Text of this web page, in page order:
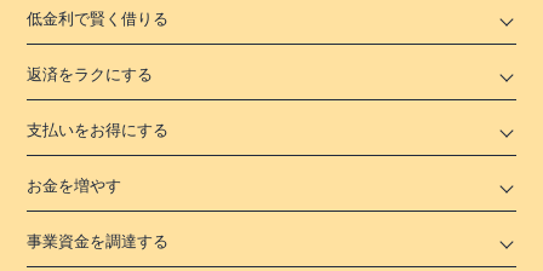
低金利で賢く借りる
返済をラクにする
支払いをお得にする
お金を増やす
事業資金を調達する